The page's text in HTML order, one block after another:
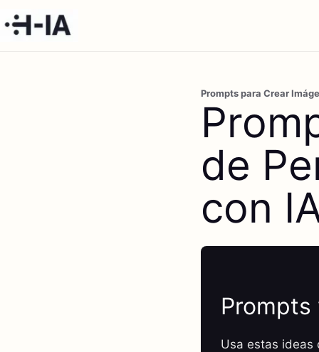
Prompts para Crear
de
con
Usa estas ideas